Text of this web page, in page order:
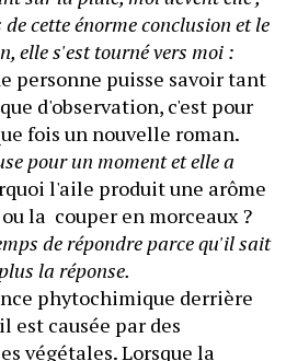
cette énorme conclusion et le
elle s'est tourné vers moi :
personne puisse savoir tant
d'observation, c'est pour
fois un nouvelle roman.
pour un moment et elle a
l'aile produit une arôme
fort face à la manger ou la  couper en morceaux ?
de répondre parce qu'il sait
phytochimique derrière
est causée par des
végétales. Lorsque la